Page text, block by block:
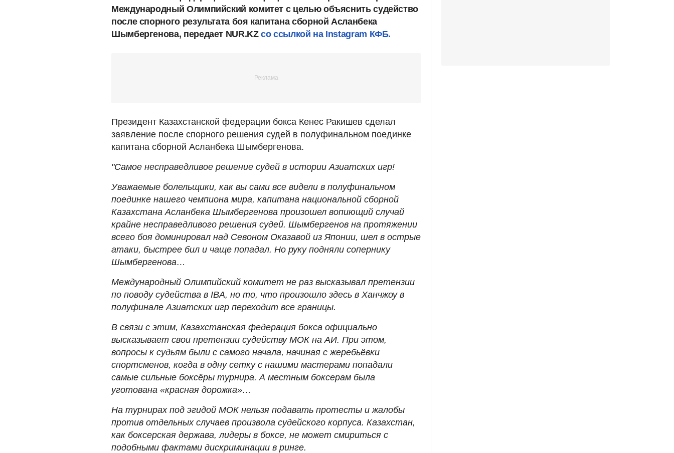
Международный Олимпийский комитет с целью объяснить судейство
после спорного результата боя капитана сборной Асланбека
Шымбергенова, передает NUR.KZсо ссылкой на Instagram КФБ.
Президент Казахстанской федерации бокса Кенес Ракишев сделал
заявление после спорного решения судей в полуфинальном поединке
капитана сборной Асланбека Шымбергенова.
"Самое несправедливое решение судей в истории Азиатских игр!
Уважаемые болельщики, как вы сами все видели в полуфинальном
поединке нашего чемпиона мира, капитана национальной сборной
Казахстана Асланбека Шымбергенова произошел вопиющий случай
крайне несправедливого решения судей. Шымбергенов на протяжении
всего боя доминировал над Севоном Оказавой из Японии, шел в острые
атаки, быстрее бил и чаще попадал. Но руку подняли сопернику
Шымбергенова…
Международный Олимпийский комитет не раз высказывал претензии
по поводу судейства в IBA, но то, что произошло здесь в Ханчжоу в
полуфинале Азиатских игр переходит все границы.
В связи с этим, Казахстанская федерация бокса официально
высказывает свои претензии судейству МОК на АИ. При этом,
вопросы к судьям были с самого начала, начиная с жеребьёвки
спортсменов, когда в одну сетку с нашими мастерами попадали
самые сильные боксёры турнира. А местным боксерам была
уготована «красная дорожка»…
На турнирах под эгидой МОК нельзя подавать протесты и жалобы
против отдельных случаев произвола судейского корпуса. Казахстан,
как боксерская держава, лидеры в боксе, не может смириться с
подобными фактами дискриминации в ринге.